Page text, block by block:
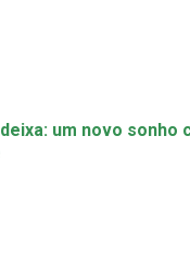
um novo sonho